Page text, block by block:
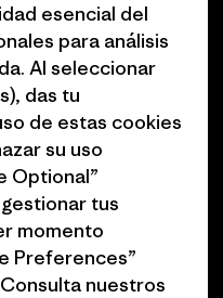
para profesionales
de afiliados
del sitio Patagonia
esencial del
para análisis
Al seleccionar
das tu
de estas cookies
su uso
Optional”
tus
momento
Preferences”
nuestros